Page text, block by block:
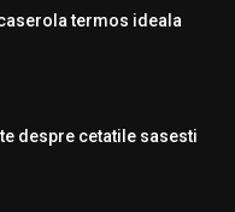
termos ideala
despre cetatile sasesti